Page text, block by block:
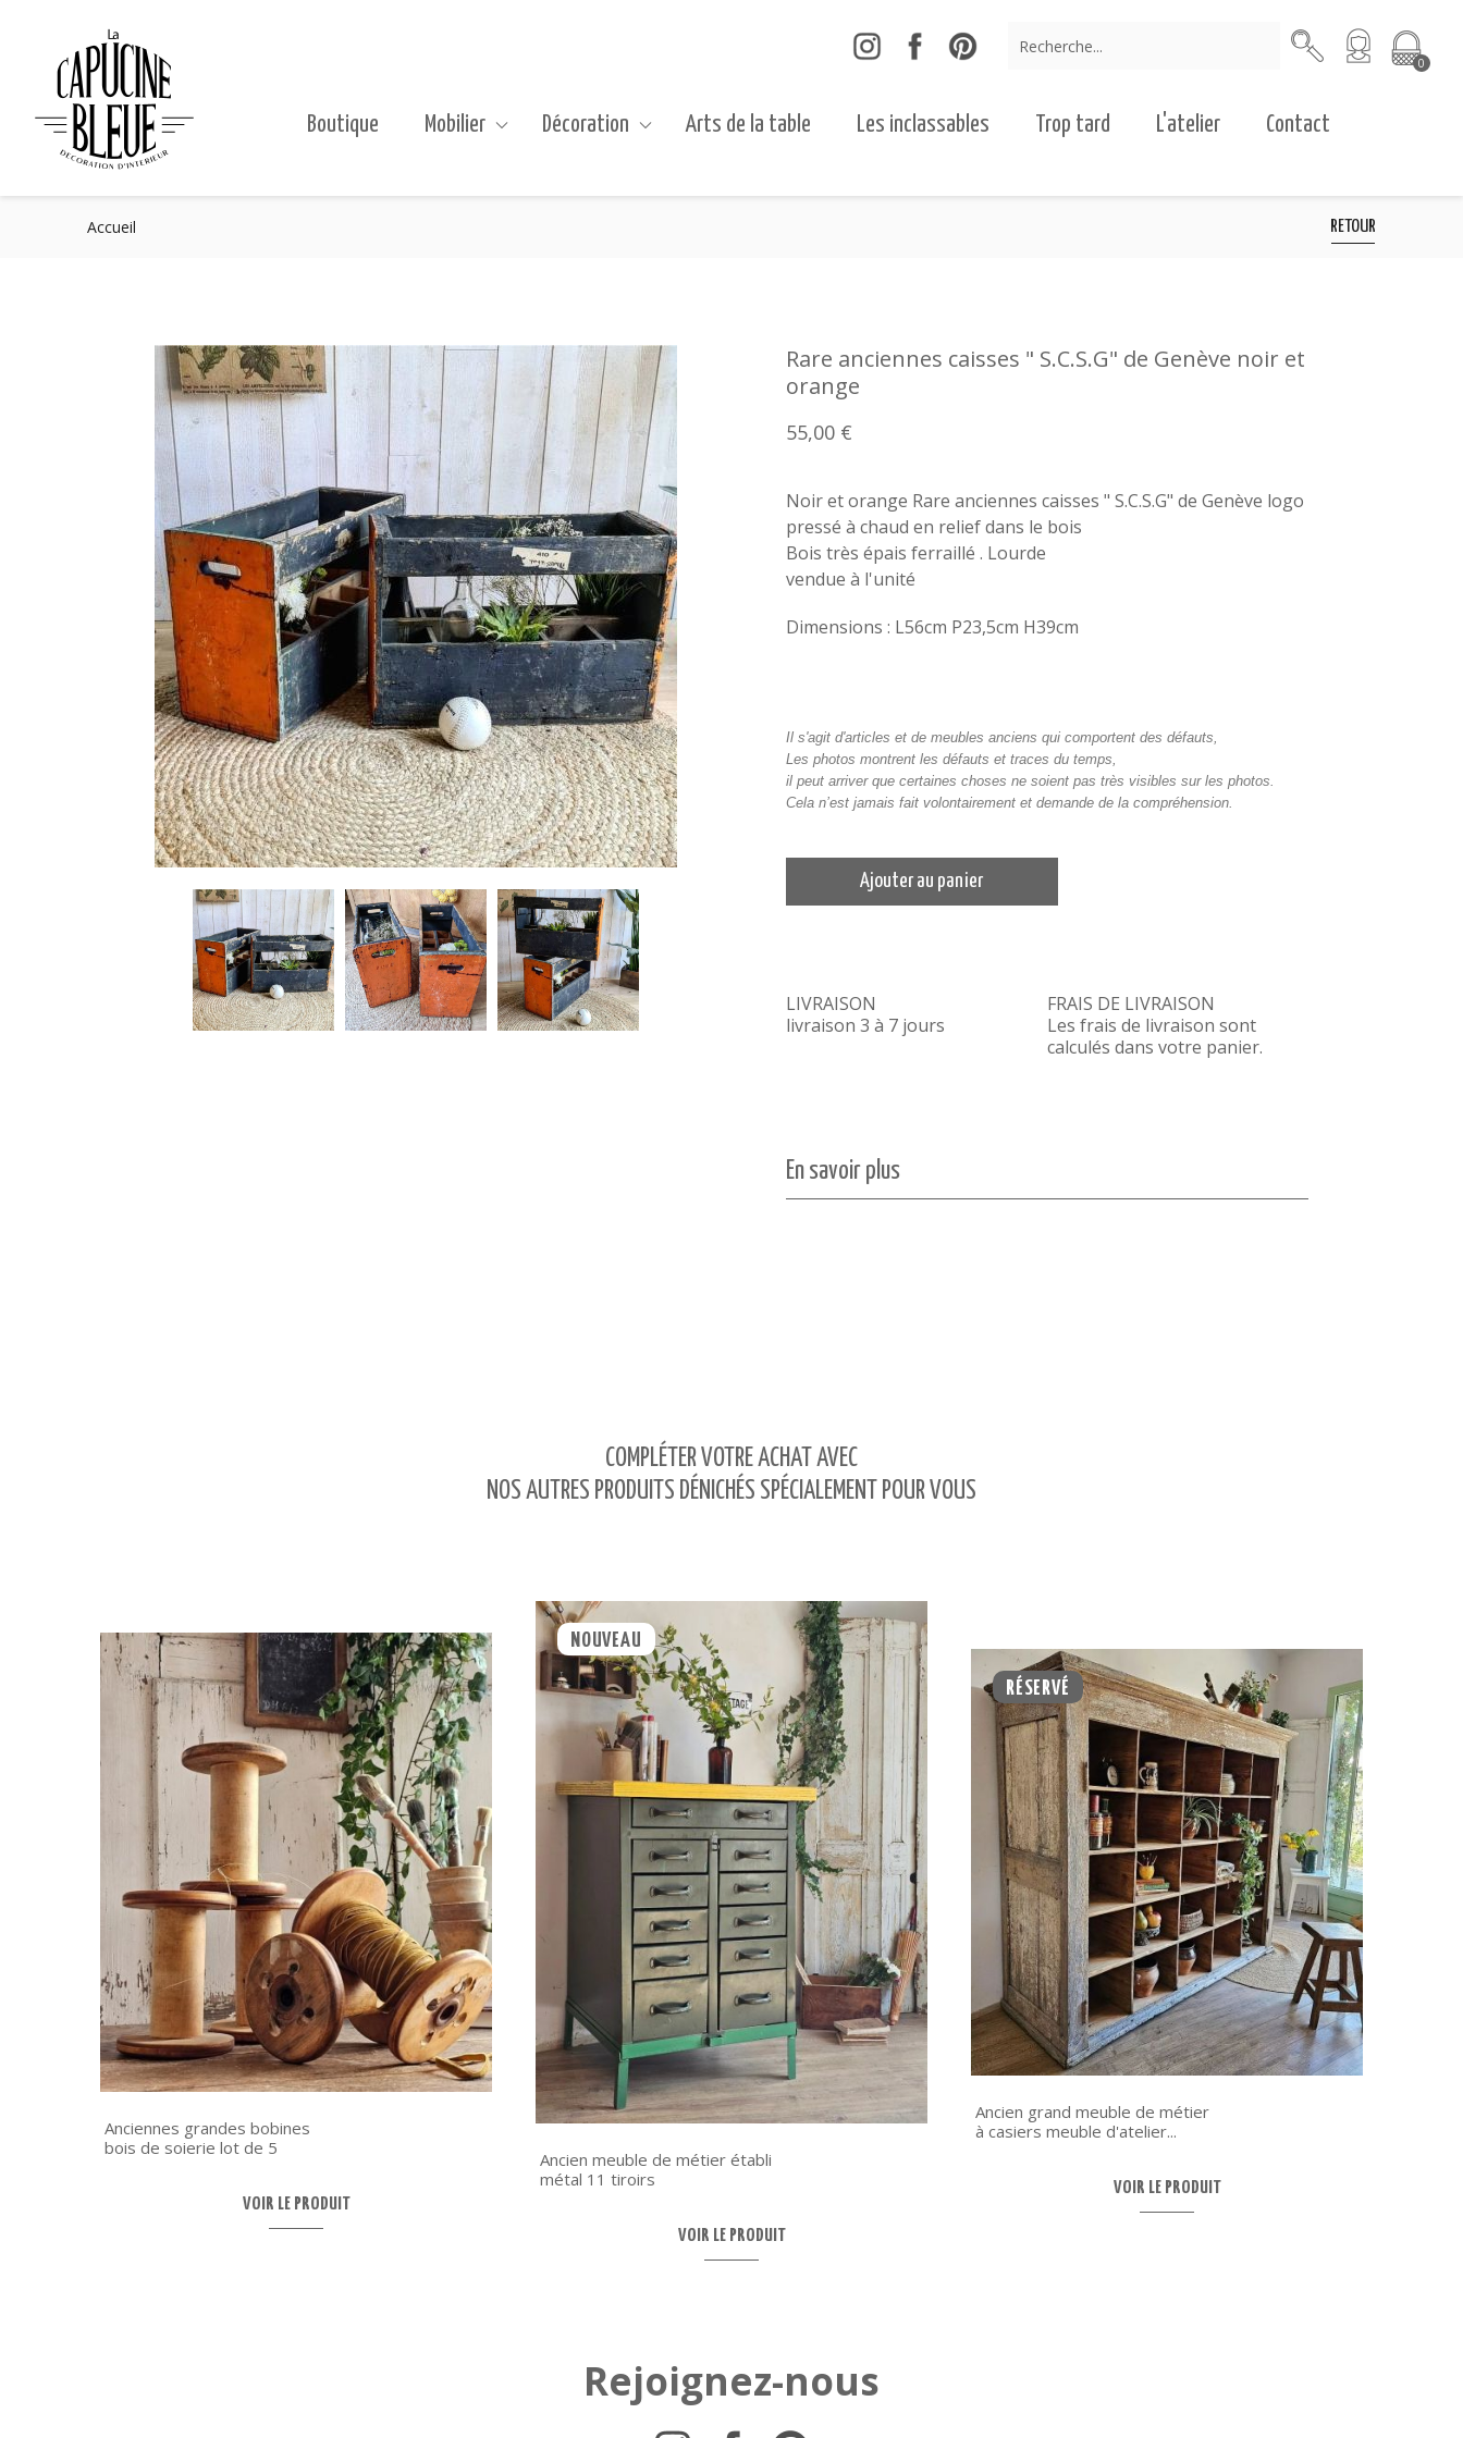
0
Boutique Mobilier Décoration Arts de la table Les inclassables Trop tard L'atelier Contact
RETOUR
Accueil
Rare anciennes caisses " S.C.S.G" de Genève noir et
orange
55,00 €
Noir et orange Rare anciennes caisses " S.C.S.G" de Genève logo
pressé à chaud en relief dans le bois
Bois très épais ferraillé . Lourde
vendue à l'unité
Dimensions : L56cm P23,5cm H39cm
Il s'agit d'articles et de meubles anciens qui comportent des défauts,
Les photos montrent les défauts et traces du temps,
il peut arriver que certaines choses ne soient pas très visibles sur les photos.
Cela n’est jamais fait volontairement et demande de la compréhension.
Ajouter au panier
LIVRAISON
livraison 3 à 7 jours
FRAIS DE LIVRAISON
Les frais de livraison sont
calculés dans votre panier.
En savoir plus
COMPLÉTER VOTRE ACHAT AVEC
NOS AUTRES PRODUITS DÉNICHÉS SPÉCIALEMENT POUR VOUS
Anciennes grandes bobines
bois de soierie lot de 5
VOIR LE PRODUIT
NOUVEAU
Ancien meuble de métier établi
métal 11 tiroirs
VOIR LE PRODUIT
RÉSERVÉ
Ancien grand meuble de métier
à casiers meuble d'atelier...
VOIR LE PRODUIT
Rejoignez-nous